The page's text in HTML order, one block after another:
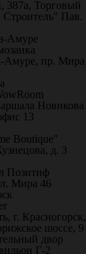
387а, Торговый
Пав.
Амуре
Амуре, пр. Мира
Новикова
13
Boutique"
д. 3
Позитиф
Мира 46
г. Красногорск,
шоссе, 9
двор
Г-2